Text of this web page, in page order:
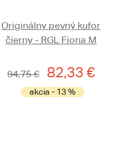
Originálny pevný kufor
čierny - RGL Fiona M
94,75 € 82,33 €
akcia - 13 %